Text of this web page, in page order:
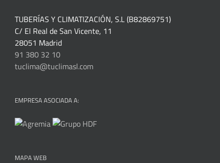
TUBERÍAS Y CLIMATIZACIÓN, S.L (B82869751)
C/ El Real de San Vicente, 11
28051 Madrid
91 380 32 10
tuclima@tuclimasl.com
EMPRESA ASOCIADA A:
MAPA WEB